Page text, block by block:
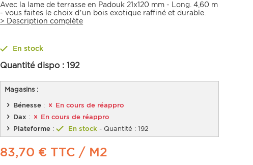
Avec la lame de terrasse en Padouk 21x120 mm - Long. 4,60 m
- vous faites le choix d’un bois exotique raffiné et durable.
> Description complète
En stock
Quantité dispo :192
Magasins :
Bénesse :
En cours de réappro
Dax :
En cours de réappro
Plateforme : En stock - Quantité : 192
83,70 € TTC / M2